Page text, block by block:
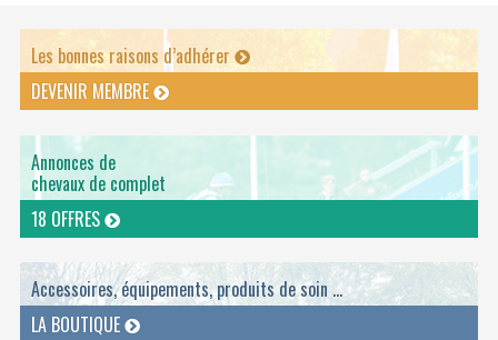
Les bonnes raisons d’adhérer
DEVENIR MEMBRE
Annonces de
chevaux de complet
18 OFFRES
Accessoires, équipements, produits de soin ...
LA BOUTIQUE